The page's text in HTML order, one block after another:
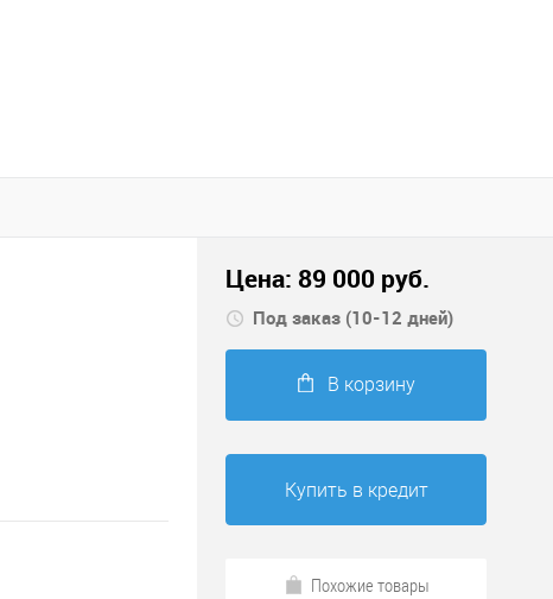
Цена: 89 000 руб.
Под заказ (10-12 дней)
В корзину
Купить в кредит
Похожие товары